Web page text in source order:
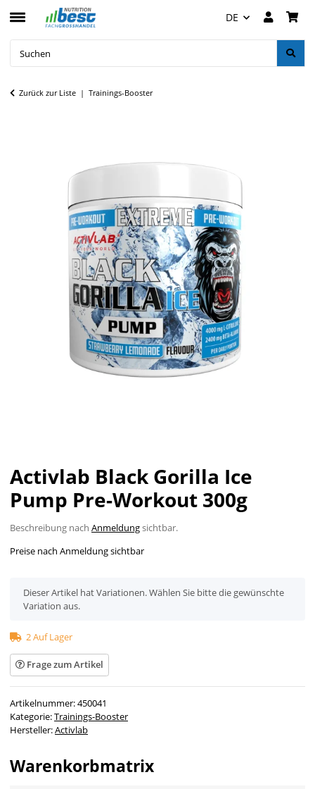
DE
Zurück zur Liste Trainings-Booster
Activlab Black Gorilla Ice
Pump Pre-Workout 300g
Beschreibung nach Anmeldungsichtbar.
Preise nach Anmeldung sichtbar
x
Dieser Artikel hat Variationen. Wählen Sie bitte die gewünschte
Variation aus.
2 Auf Lager
Frage zum Artikel
Artikelnummer:450041
Kategorie:Trainings-Booster
Hersteller:Activlab
Warenkorbmatrix